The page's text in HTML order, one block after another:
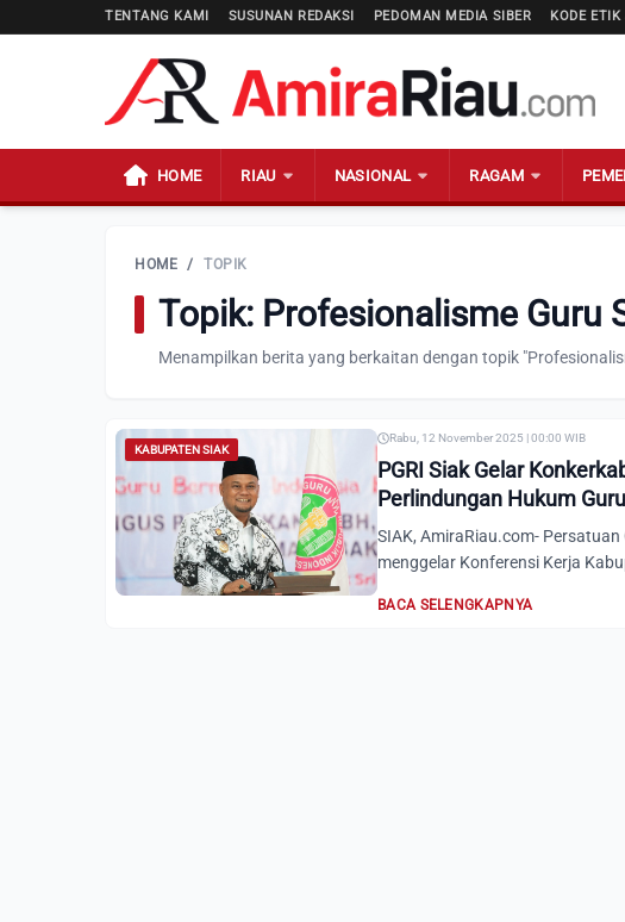
TENTANG KAMI SUSUNAN REDAKSI PEDOMAN MEDIA SIBER KODE
HOME RIAU NASIONAL RAGAM
HOME / TOPIK
Topik: Profesionalisme Guru
Menampilkan berita yang berkaitan dengan topik
KABUPATEN SIAK
Rabu, 12 November 2025 | 00:00 WIB
PGRI Siak Gelar
Perlindungan Hukum Guru
SIAK, AmiraRiau.com-
menggelar Konferensi Kerja
BACA SELENGKAPNYA